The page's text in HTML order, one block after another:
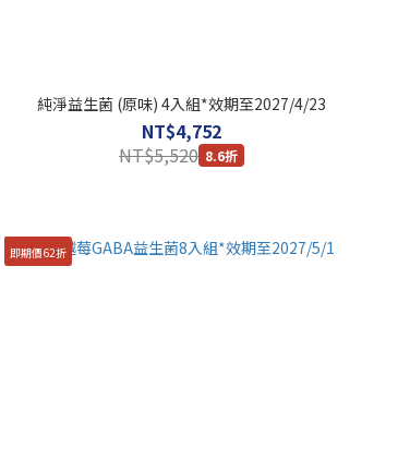
純淨益生菌 (原味) 4入組*效期至2027/4/23
NT$4,752
NT$5,520 8.6折
即期價62折